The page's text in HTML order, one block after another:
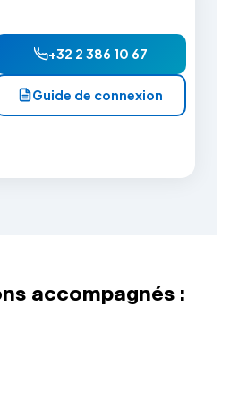
connexion
Client
+32 2 386 10 67
Guide de connexion
accompagnés :